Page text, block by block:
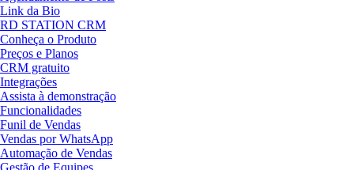
Link da Bio
RD STATION CRM
Conheça o Produto
Preços e Planos
CRM gratuito
Integrações
Assista à demonstração
Funcionalidades
Funil de Vendas
Vendas por WhatsApp
Automação de Vendas
Gestão de Equipes